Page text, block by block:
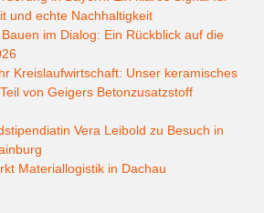
und echte Nachhaltigkeit
im Dialog: Ein Rückblick auf die
Kreislaufwirtschaft: Unser keramisches
von Geigers Betonzusatzstoff
Vera Leibold zu Besuch in
Materiallogistik in Dachau